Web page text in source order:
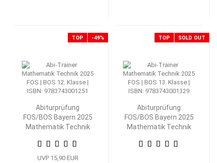
TOP -49%
Abiturprüfung
FOS/BOS Bayern 2025
Mathematik Technik
UVP 15,90 EUR
TOP SOLD OUT
Abiturprüfung
FOS/BOS Bayern 2025
Mathematik Technik